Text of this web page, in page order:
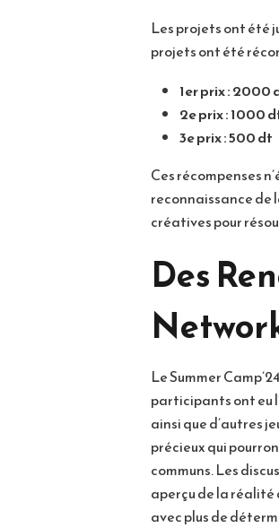
Les projets ont été
projets ont été
1er prix : 2000
2e prix : 1000
3e prix : 500 dt
Ces récompenses
reconnaissance de
créatives pour
Des
Le Summer
participants ont eu
ainsi que d’autres
précieux qui
communs. Les
aperçu de la réalité
avec plus de